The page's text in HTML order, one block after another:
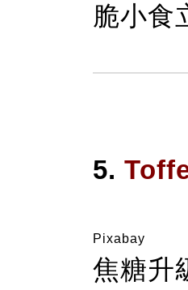
脆小食
5.
Pixabay
焦糖升